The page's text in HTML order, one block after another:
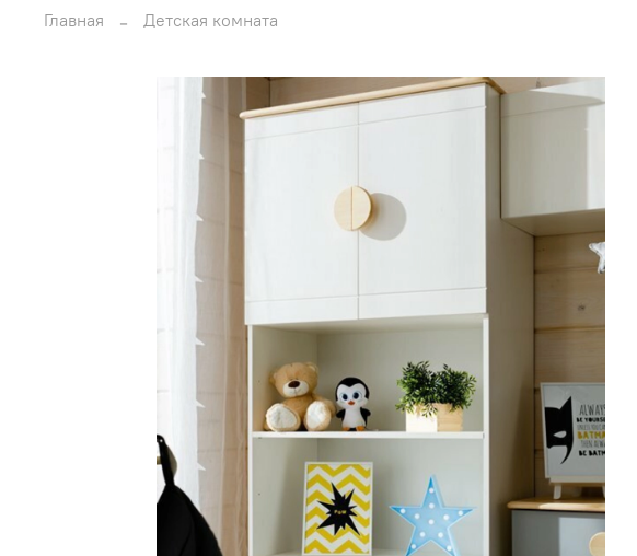
Главная Детская комната